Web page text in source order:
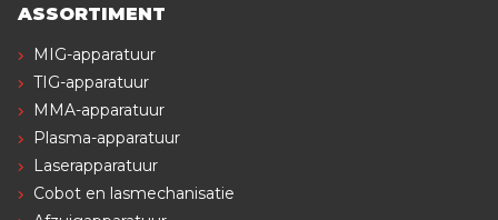
ASSORTIMENT
MIG-apparatuur
TIG-apparatuur
MMA-apparatuur
Plasma-apparatuur
Laserapparatuur
Cobot en lasmechanisatie